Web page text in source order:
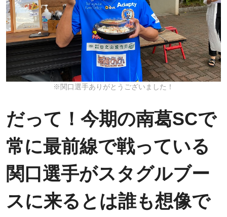
※関口選手ありがとうございました！
だって！今期の南葛SCで
常に最前線で戦っている
関口選手がスタグルブー
スに来るとは誰も想像で